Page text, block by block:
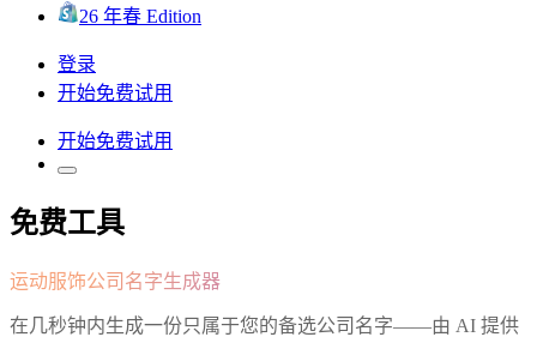
26 年春 Edition
登录
开始免费试用
开始免费试用
免费工具
运动服饰公司名字生成器
在几秒钟内生成一份只属于您的备选公司名字——由 AI 提供